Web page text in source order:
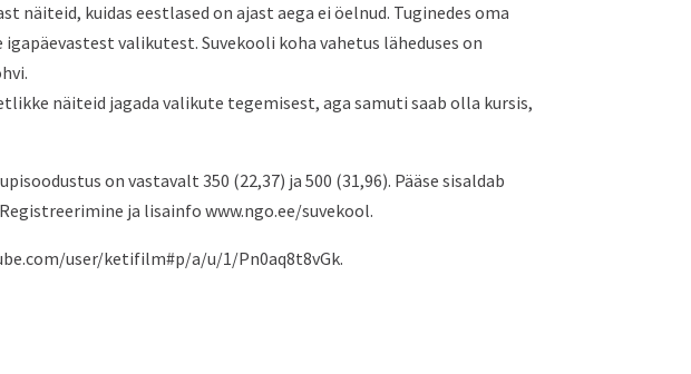
näiteid, kuidas eestlased on ajast aega ei öelnud. Tuginedes oma
valikutest. Suvekooli koha vahetus läheduses on
näiteid jagada valikute tegemisest, aga samuti saab olla kursis,
on vastavalt 350 (22,37) ja 500 (31,96). Pääse sisaldab
ja lisainfo www.ngo.ee/suvekool.
user/ketifilm#p/a/u/1/Pn0aq8t8vGk.